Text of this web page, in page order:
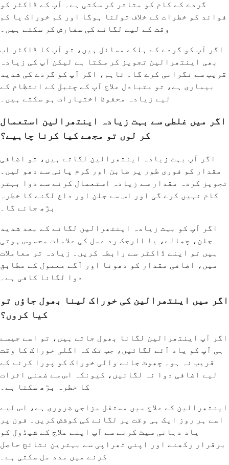
گردے کے کام کو متاثر کر سکتی ہے۔ آپ کے ڈاکٹر کو
فوائد کو خطرات کے خلاف تولنا ہوگا اور کم خوراک یا کم
وقت کے لیے لگانے کی سفارش کر سکتے ہیں۔
اگر آپ کو گردے کے ہلکے مسائل ہیں، تو آپ کا ڈاکٹر اب
بھی اینتھرالین تجویز کر سکتا ہے لیکن آپ کی زیادہ
قریب سے نگرانی کرے گا۔ تاہم، اگر آپ کو گردے کی شدید
بیماری ہے، تو متبادل علاج آپ کے چنبل کے انتظام کے
لیے زیادہ محفوظ اختیارات ہو سکتے ہیں۔
اگر میں غلطی سے بہت زیادہ اینتھرالین استعمال
کر لوں تو مجھے کیا کرنا چاہیے؟
اگر آپ بہت زیادہ اینتھرالین لگاتے ہیں، تو اضافی
مقدار کو فوری طور پر صابن اور گرم پانی سے دھو لیں۔
تجویز کردہ مقدار سے زیادہ استعمال کرنے سے دوا بہتر
کام نہیں کرے گی اور اس سے جلن اور داغ لگنے کا خطرہ
بڑھ جائے گا۔
اگر آپ کو بہت زیادہ اینتھرالین لگانے کے بعد شدید
جلن، چھالے، یا الرجک رد عمل کی علامات محسوس ہوتی
ہیں تو اپنے ڈاکٹر سے رابطہ کریں۔ زیادہ تر معاملات
میں، اضافی مقدار کو دھونا اور آگے معمول کے مطابق
دوا لگانا کافی ہے۔
اگر میں اینتھرالین کی خوراک لینا بھول جاؤں تو
کیا کروں؟
اگر آپ اینتھرالین لگانا بھول جاتے ہیں، تو اسے جیسے
ہی آپ کو یاد آئے لگائیں، جب تک کہ اگلی خوراک کا وقت
قریب نہ ہو۔ چھوٹ جانے والی خوراک کو پورا کرنے کے
لیے اضافی دوا نہ لگائیں، کیونکہ اس سے ضمنی اثرات
کا خطرہ بڑھ سکتا ہے۔
اینتھرالین کے علاج میں مستقل مزاجی ضروری ہے، اس لیے
اسے ہر روز ایک ہی وقت پر لگانے کی کوشش کریں۔ فون پر
یاد دہانی سیٹ کرنے سے آپ اپنے علاج کے شیڈول کو
برقرار رکھنے اور اپنی تھراپی سے بہترین نتائج حاصل
کرنے میں مدد مل سکتی ہے۔